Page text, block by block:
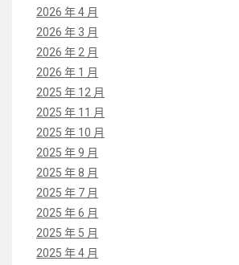
2026 年 4 月
2026 年 3 月
2026 年 2 月
2026 年 1 月
2025 年 12 月
2025 年 11 月
2025 年 10 月
2025 年 9 月
2025 年 8 月
2025 年 7 月
2025 年 6 月
2025 年 5 月
2025 年 4 月